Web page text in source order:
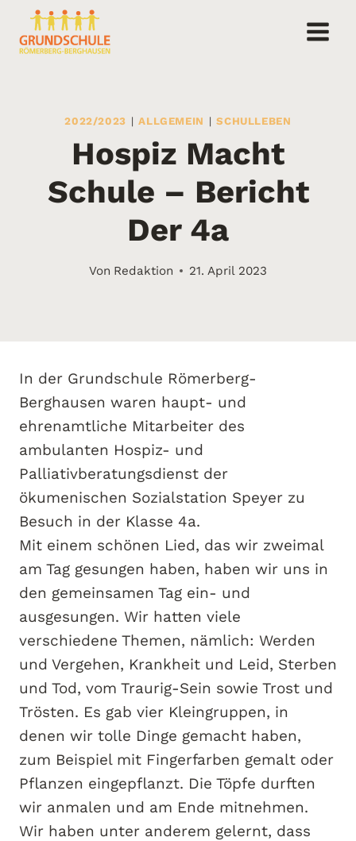
Inhalt
springen
2022/2023 |ALLGEMEIN |SCHULLEBEN
Hospiz Macht
Schule – Bericht
Der 4a
Von Redaktion 21. April 2023
In der Grundschule Römerberg-
Berghausen waren haupt- und
ehrenamtliche Mitarbeiter des
ambulanten Hospiz- und
Palliativberatungsdienst der
ökumenischen Sozialstation Speyer zu
Besuch in der Klasse 4a.
Mit einem schönen Lied, das wir zweimal
am Tag gesungen haben, haben wir uns in
den gemeinsamen Tag ein- und
ausgesungen. Wir hatten viele
verschiedene Themen, nämlich: Werden
und Vergehen, Krankheit und Leid, Sterben
und Tod, vom Traurig-Sein sowie Trost und
Trösten. Es gab vier Kleingruppen, in
denen wir tolle Dinge gemacht haben,
zum Beispiel mit Fingerfarben gemalt oder
Pflanzen eingepflanzt. Die Töpfe durften
wir anmalen und am Ende mitnehmen.
Wir haben unter anderem gelernt, dass